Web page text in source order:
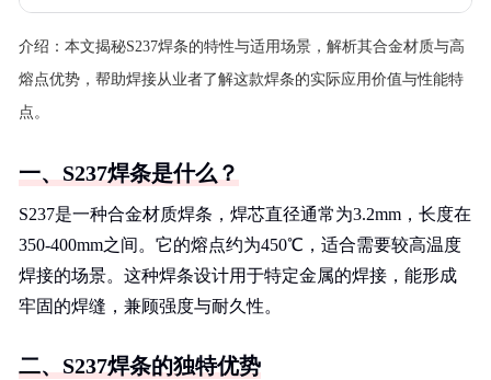
介绍： 本文揭秘S237焊条的特性与适用场景，解析其合金材质与高
熔点优势，帮助焊接从业者了解这款焊条的实际应用价值与性能特
点。
一、S237焊条是什么？
S237是一种合金材质焊条，焊芯直径通常为3.2mm，长度在
350-400mm之间。它的熔点约为450℃，适合需要较高温度
焊接的场景。这种焊条设计用于特定金属的焊接，能形成
牢固的焊缝，兼顾强度与耐久性。
二、S237焊条的独特优势